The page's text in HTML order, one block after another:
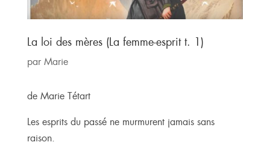
La loi des mères (La femme-esprit t. 1)
par Marie
de Marie Tétart
Les esprits du passé ne murmurent jamais sans
raison.